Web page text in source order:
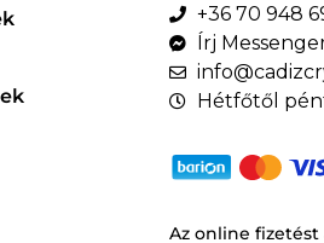
+36 70 948
Írj
Hétfőtől
Az online